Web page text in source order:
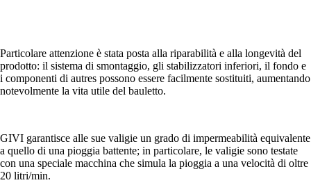
Particolare attenzione è stata posta alla riparabilità e alla longevità del
prodotto: il sistema di smontaggio, gli stabilizzatori inferiori, il fondo e
i componenti di autres possono essere facilmente sostituiti, aumentando
notevolmente la vita utile del bauletto.
GIVI garantisce alle sue valigie un grado di impermeabilità equivalente
a quello di una pioggia battente; in particolare, le valigie sono testate
con una speciale macchina che simula la pioggia a una velocità di oltre
20 litri/min.